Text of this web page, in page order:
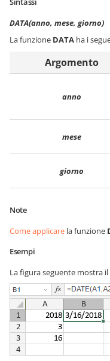
DATA(anno, mese, giorno)
La funzione DATA ha i
Argomento
anno
mese
giorno
Note
Come applicare la funzione
Esempi
La figura seguente mostra